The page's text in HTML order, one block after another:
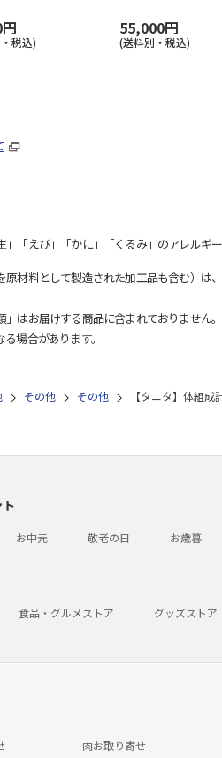
税込)
55,000円
(送料別・税込)
「えび」「かに」「くるみ」のアレルギ
材料として製造された加工品も含む）は
はお届けする商品に含まれておりません。
場合があります。
その他 その他 【タニタ】体組
お中元 敬老の日 お歳暮
食品・グルメストア グッズストア
肉お取り寄せ